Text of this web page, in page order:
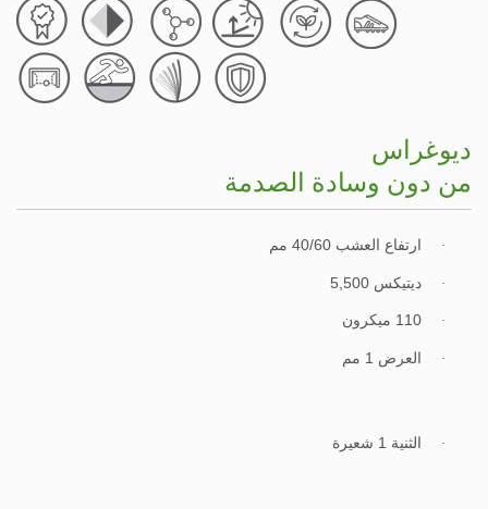
ديوغراس
من دون وسادة الصدمة
· ارتفاع العشب 40/60 مم
· ديتيكس 5,500
· 110 ميكرون
· العرض 1 مم
· الثنية 1 شعيرة